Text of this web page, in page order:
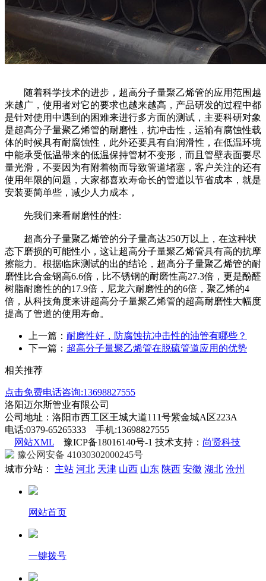
随着科学技术的进步，超高分子量聚乙烯管的应用范围越
来越广，使用者对它的要求也越来越高，产品研发的过程中都
是针对使用中遇到的困难来进行多方面的测试，主要科研对象
是超高分子量聚乙烯管的耐磨性，抗冲击性，运输有腐蚀性载
体的时候具有耐腐蚀性，此外还要具有自润滑性，在低温环境
中能承受低温带来的低温保持管材不变形，而且管壁表面要尽
量光滑，不要因为有附着物而导致管道堵塞，客户关注的还有
使用年限的问题，大家都喜欢寿命长的管道以节省成本，就是
安装要简单些，减少人力成本，
先我们来看耐磨性的性:
超高分子量聚乙烯管的分子量高达250万以上，在这种状
态下磨损的可能性小，这让超高分子量聚乙烯管具有高的抗摩
擦能力。根据临床测试的出的结论，超高分子量聚乙烯管的耐
磨性比合金钢高6.6倍，比不锈钢的耐磨性高27.3倍，更是酚醛
树脂耐磨性的的17.9倍，尼龙六耐磨性的的6倍，聚乙烯的4
倍，从科技角度来讲超高分子量聚乙烯管的超高耐磨性大幅度
提高了管道的使用寿命。
上一篇： 耐磨性好，防腐蚀抗冲击性的油管有哪些？
下一篇： 超高分子量聚乙烯管在脱硫管道应用的优势
相关推荐
点击免费电话咨询:13698827555
洛阳迈尔斯管业有限公司
公司地址：洛阳市西工区王城大道111号紫金城A区223A
电话:0379-65265333 手机:13698827555
网站XML 豫ICP备18016140号-1 技术支持： 尚贤科技
豫公网安备 41030302000245号
城市分站：
主站 河北 天津 山西 山东 陕西 安徽 湖北 沧州
网站首页
一键拨号